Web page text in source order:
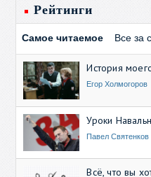
Рейтинги
Самое читаемое Все за
История
Егор Холмогоров
Уроки
Павел Святенков
Всё, что вы